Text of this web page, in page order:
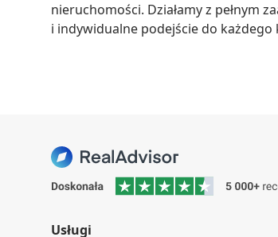
nieruchomości. Działamy z pełnym
i indywidualne podejście do każdego
Usługi